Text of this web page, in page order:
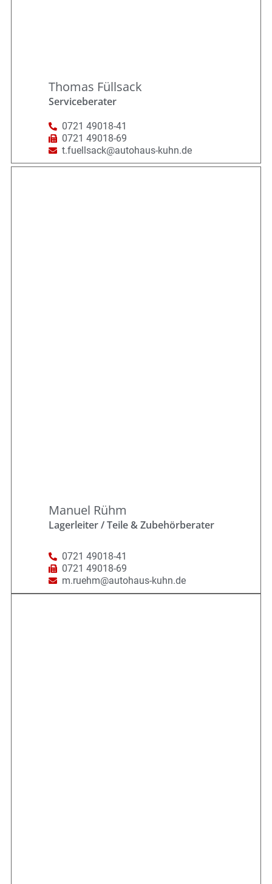
Thomas Füllsack
Serviceberater
0721 49018-41
0721 49018-69
t.fuellsack@autohaus-kuhn.de
Manuel Rühm
Lagerleiter / Teile & Zubehörberater
0721 49018-41
0721 49018-69
m.ruehm@autohaus-kuhn.de